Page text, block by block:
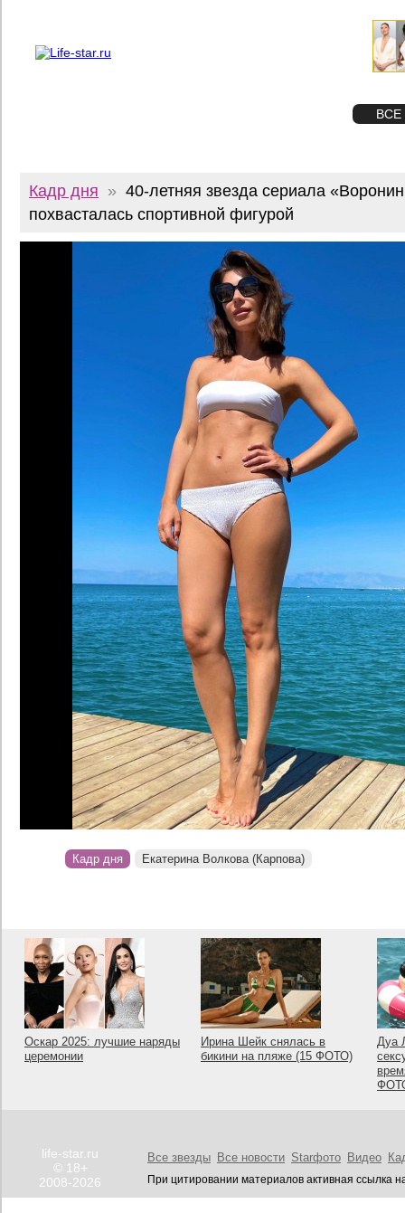
ВСЕ
Кадр дня » 40-летняя звезда сериала
похвасталась спортивной фигурой
Кадр дня Екатерина Волкова (Карпова)
Оскар 2025: лучшие наряды
церемонии
Ирина Шейк снялась в
бикини на пляже (15 ФОТО)
Дуа
life-star.ru
© 18+
2008-2026
Все звезды Все новости Starфото Видео
При цитировании материалов активная ссылка